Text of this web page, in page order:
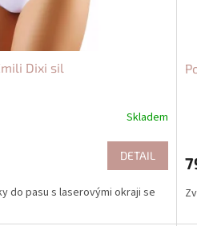
Dixi sil
Skladem
DETAIL
do pasu s laserovými okraji se